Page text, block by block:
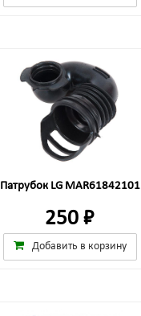
Патрубок LG MAR61842101
250 ₽
Добавить в корзину